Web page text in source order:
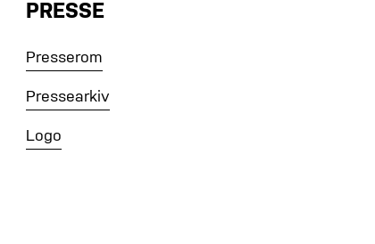
PRESSE
Presserom
Pressearkiv
Logo